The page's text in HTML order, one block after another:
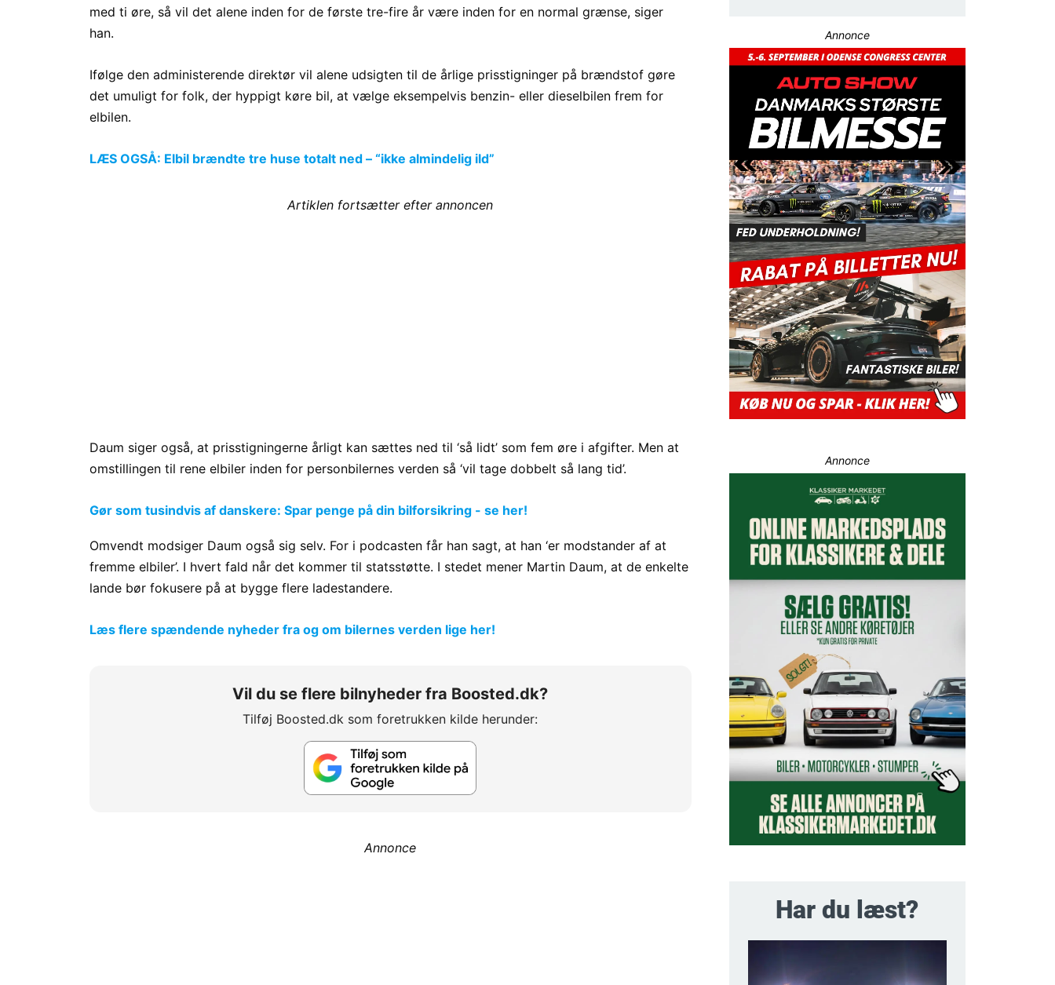
med ti øre, så vil det alene inden for de første tre-fire år være inden for en normal grænse, siger
han.
Ifølge den administerende direktør vil alene udsigten til de årlige prisstigninger på brændstof gøre
det umuligt for folk, der hyppigt køre bil, at vælge eksempelvis benzin- eller dieselbilen frem for
elbilen.
LÆS OGSÅ: Elbil brændte tre huse totalt ned – “ikke almindelig ild”
Artiklen fortsætter efter annoncen
Daum siger også, at prisstigningerne årligt kan sættes ned til ‘så lidt’ som fem øre i afgifter. Men at
omstillingen til rene elbiler inden for personbilernes verden så ‘vil tage dobbelt så lang tid’.
Gør som tusindvis af danskere: Spar penge på din bilforsikring - se her!
Omvendt modsiger Daum også sig selv. For i podcasten får han sagt, at han ‘er modstander af at
fremme elbiler’. I hvert fald når det kommer til statsstøtte. I stedet mener Martin Daum, at de enkelte
lande bør fokusere på at bygge flere ladestandere.
Læs flere spændende nyheder fra og om bilernes verden lige her!
Vil du se flere bilnyheder fra Boosted.dk?
Tilføj Boosted.dk som foretrukken kilde herunder:
Annonce
Annonce
Annonce
Har du læst?